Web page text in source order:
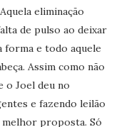
eliminação
de pulso ao deixar
forma e todo aquele
Assim como não
o Joel deu no
e fazendo leilão
proposta. Só